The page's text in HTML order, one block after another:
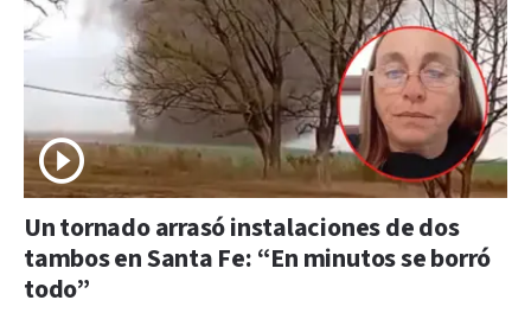
Un tornado arrasó instalaciones de dos
tambos en Santa Fe: “En minutos se borró
todo”